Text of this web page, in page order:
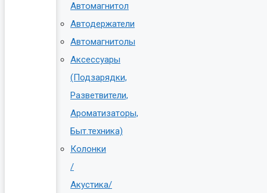
Автомагнитол
Автодержатели
Автомагнитолы
Аксессуары
(Подзарядки,
Разветвители,
Ароматизаторы,
Быт.техника)
Колонки
/
Акустика/